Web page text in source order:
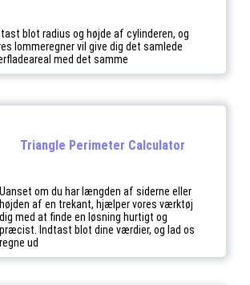
blot radius og højde af cylinderen, og
lommeregner vil give dig det samlede
med det samme
Triangle Perimeter Calculator
Uanset om du har længden af siderne eller
højden af en trekant, hjælper vores værktøj
dig med at finde en løsning hurtigt og
præcist. Indtast blot dine værdier, og lad os
regne ud